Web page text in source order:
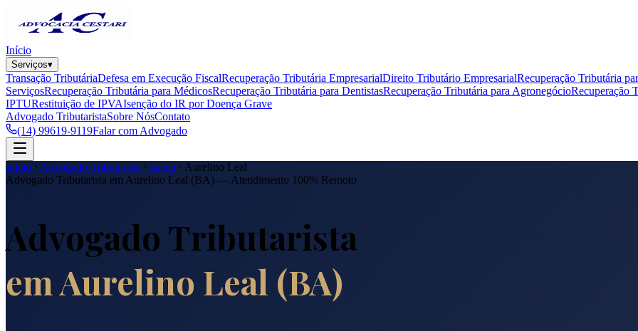
Início
Serviços▾
Transação TributáriaDefesa em Execução FiscalRecuperação Tributária EmpresarialDireito Tributário EmpresarialRecuperação Tributária
ServiçosRecuperação Tributária para MédicosRecuperação Tributária para DentistasRecuperação Tributária para AgronegócioRecuperação
IPTURestituição de IPVAIsenção do IR por Doença Grave
Advogado TributaristaSobre NósContato
(14) 99619-9119Falar com Advogado
Início Advogado Tributarista Bahia
Aurelino Leal
Advogado Tributarista em Aurelino Leal (BA) — Atendimento 100% Remoto
Advogado Tributarista
emAurelino Leal (BA)